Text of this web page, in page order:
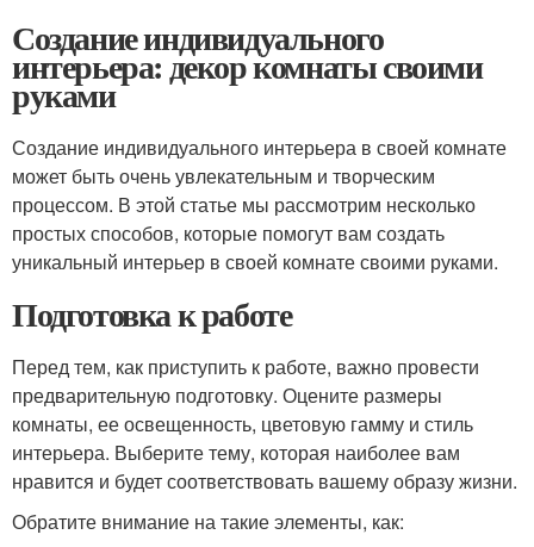
Создание индивидуального
интерьера: декор комнаты своими
руками
Создание индивидуального интерьера в своей комнате
может быть очень увлекательным и творческим
процессом. В этой статье мы рассмотрим несколько
простых способов, которые помогут вам создать
уникальный интерьер в своей комнате своими руками.
Подготовка к работе
Перед тем, как приступить к работе, важно провести
предварительную подготовку. Оцените размеры
комнаты, ее освещенность, цветовую гамму и стиль
интерьера. Выберите тему, которая наиболее вам
нравится и будет соответствовать вашему образу жизни.
Обратите внимание на такие элементы, как: